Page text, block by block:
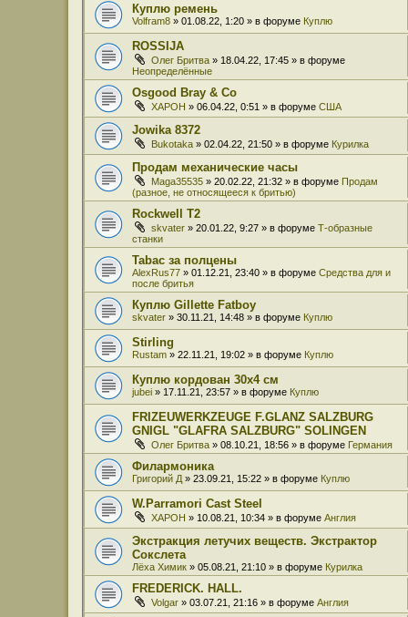
Куплю ремень
Volfram8 » 01.08.22, 1:20 » в форуме Куплю
ROSSIJA
Олег Бритва » 18.04.22, 17:45 » в форуме
Неопределённые
Osgood Bray & Co
XAPOH » 06.04.22, 0:51 » в форуме США
Jowika 8372
Bukotaka » 02.04.22, 21:50 » в форуме Курилка
Продам механические часы
Maga35535 » 20.02.22, 21:32 » в форуме Продам
(разное, не относящееся к бритью)
Rockwell T2
skvater » 20.01.22, 9:27 » в форуме Т-образные
станки
Tabac за полцены
AlexRus77 » 01.12.21, 23:40 » в форуме Средства для и
после бритья
Куплю Gillette Fatboy
skvater » 30.11.21, 14:48 » в форуме Куплю
Stirling
Rustam » 22.11.21, 19:02 » в форуме Куплю
Куплю кордован 30x4 см
jubei » 17.11.21, 23:57 » в форуме Куплю
FRIZEUWERKZEUGE F.GLANZ SALZBURG
GNIGL "GLAFRA SALZBURG" SOLINGEN
Олег Бритва » 08.10.21, 18:56 » в форуме Германия
Филармоника
Григорий Д » 23.09.21, 15:22 » в форуме Куплю
W.Parramori Cast Steel
XAPOH » 10.08.21, 10:34 » в форуме Англия
Экстракция летучих веществ. Экстрактор
Сокслета
Лёха Химик » 05.08.21, 21:10 » в форуме Курилка
FREDERICK. HALL.
Volgar » 03.07.21, 21:16 » в форуме Англия